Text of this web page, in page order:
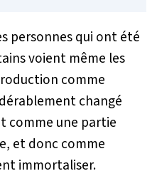
personnes qui ont été
voient même les
comme
changé
comme une partie
et donc comme
immortaliser.